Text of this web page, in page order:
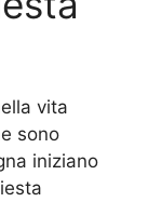
vita
sono
iniziano